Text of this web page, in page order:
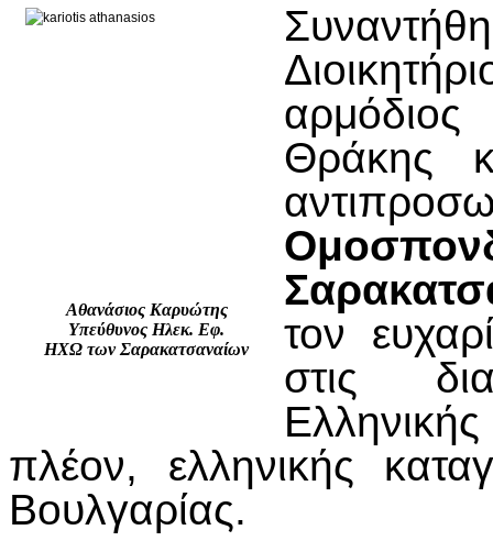
Αθανάσιος Καρυώτης
Υπεύθυνος Ηλεκ. Εφ.
ΗΧΩ των Σαρακατσαναίων
Θράκης
τον
στις
πλέον, ελληνικής
Βουλγαρίας.